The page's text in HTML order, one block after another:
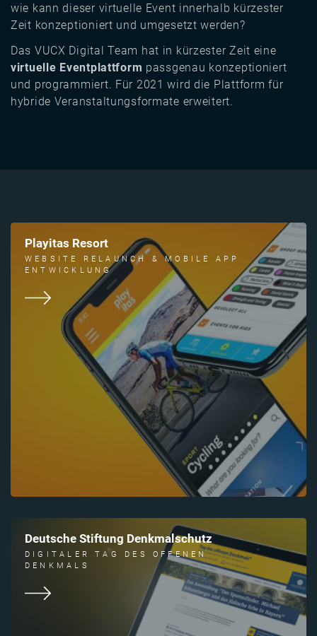
wie kann dieser virtuelle Event innerhalb kürzester
Zeit konzeptioniert und umgesetzt werden?
Das VUCX Digital Team hat in kürzester Zeit eine
virtuelle Eventplattform passgenau konzeptioniert
und programmiert. Für 2021 wird die Plattform für
hybride Veranstaltungsformate erweitert.
Playitas Resort
WEBSITE RELAUNCH & MOBILE APP
ENTWICKLUNG
Deutsche Stiftung Denkmalschutz
DIGITALER TAG DES OFFENEN
DENKMALS